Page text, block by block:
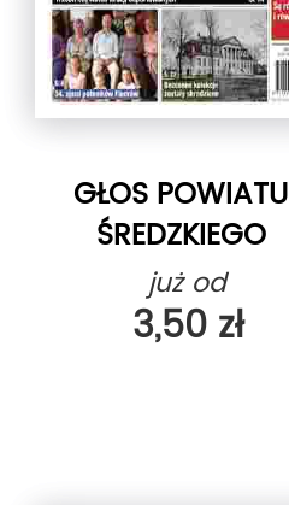
GŁOS POWIATU
ŚREDZKIEGO
już od
3,50 zł